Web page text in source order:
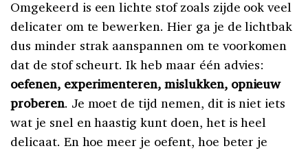
Omgekeerd is een lichte stof zoals zijde ook veel
delicater om te bewerken. Hier ga je de lichtbak
dus minder strak aanspannen om te voorkomen
dat de stof scheurt. Ik heb maar één advies:
oefenen, experimenteren, mislukken, opnieuw
proberen. Je moet de tijd nemen, dit is niet iets
wat je snel en haastig kunt doen, het is heel
delicaat. En hoe meer je oefent, hoe beter je